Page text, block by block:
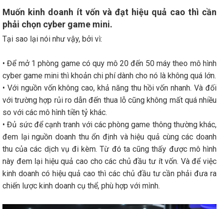
Muốn kinh doanh ít vốn và đạt hiệu quả cao thì cần
phải chọn cyber game mini.
Tại sao lại nói như vậy, bởi vì:
• Để mở 1 phòng game có quy mô 20 đến 50 máy theo mô hình
cyber game mini thì khoản chi phí dành cho nó là không quá lớn.
• Với nguồn vốn không cao, khả năng thu hồi vốn nhanh. Và đối
với trường hợp rủi ro dẫn đến thua lỗ cũng không mất quá nhiều
so với các mô hình tiền tỷ khác.
• Đủ sức để cạnh tranh với các phòng game thông thường khác,
đem lại nguồn doanh thu ổn định và hiệu quả cùng các doanh
thu của các dịch vụ đi kèm. Từ đó ta cũng thấy được mô hình
này đem lại hiệu quả cao cho các chủ đầu tư ít vốn. Và để việc
kinh doanh có hiệu quả cao thì các chủ đầu tư cần phải đưa ra
chiến lược kinh doanh cụ thể, phù hợp với mình.